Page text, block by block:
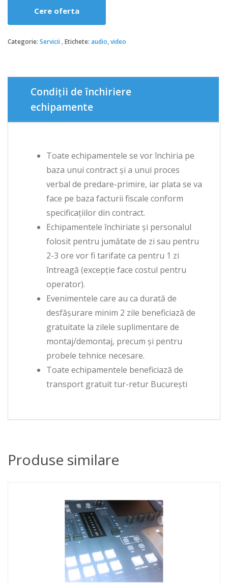
Cere oferta
Categorie: Servicii Etichete: audio,video
Condiții de închiriere
echipamente
Toate echipamentele se vor închiria pe
baza unui contract și a unui proces
verbal de predare-primire, iar plata se va
face pe baza facturii fiscale conform
specificațiilor din contract.
Echipamentele închiriate și personalul
folosit pentru jumătate de zi sau pentru
2-3 ore vor fi tarifate ca pentru 1 zi
întreagă (excepție face costul pentru
operator).
Evenimentele care au ca durată de
desfășurare minim 2 zile beneficiază de
gratuitate la zilele suplimentare de
montaj/demontaj, precum și pentru
probele tehnice necesare.
Toate echipamentele beneficiază de
transport gratuit tur-retur București
Produse similare